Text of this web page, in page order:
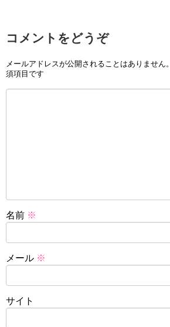
コメントをどうぞ
メールアドレスが公開されることはありません。
須項目です
名前 ※
メール ※
サイト